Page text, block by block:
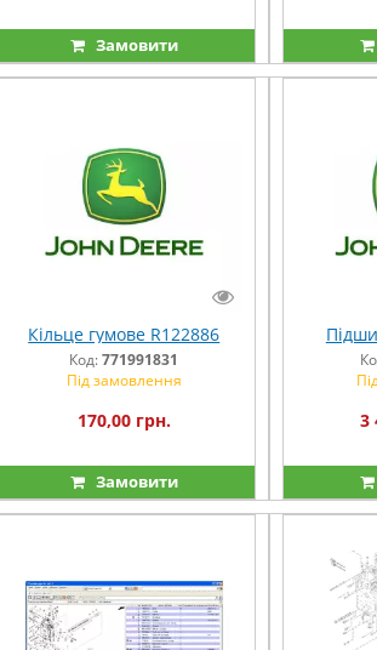
Замовити
Кільце гумове R122886
Код:771991831
Під замовлення
170,00 грн.
Замовити
3